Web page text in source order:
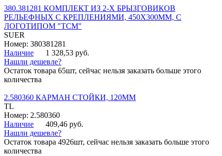
380.381281 КОМПЛЕКТ ИЗ 2-Х БРЫЗГОВИКОВ
РЕЛЬЕФНЫХ С КРЕПЛЕНИЯМИ, 450Х300ММ, С
ЛОГОТИПОМ "ТСМ"
SUER
Номер: 380381281
Наличие
1 328,53 руб.
Нашли дешевле?
Остаток товара 65шт, сейчас нельзя заказать больше этого
количества
2.580360 КАРМАН СТОЙКИ, 120ММ
TL
Номер: 2.580360
Наличие
409,46 руб.
Нашли дешевле?
Остаток товара 4926шт, сейчас нельзя заказать больше этого
количества